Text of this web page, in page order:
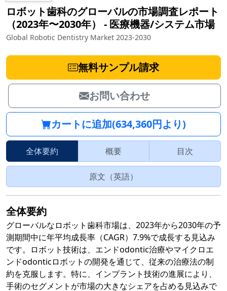
ロボット歯科のグローバルの市場調査レポート
（2023年〜2030年）
‐ 医療機器/システム市場
Global Robotic Dentistry Market 2023-2030
無料サンプル請求
お問い合わせ
カートに追加(634,360円より)
全体要約 概要 目次
原文（英語）
全体要約
グローバルなロボット歯科市場は、2023年から2030年の予
測期間中に年平均成長率（CAGR）7.9%で成長する見込み
です。ロボット技術は、エンドodontic治療やマイクロエ
ンドodonticロボットの開発を通じて、従来の治療法の制
約を克服します。特に、インプラント技術の進展により、
手術のセグメントが市場の大きなシェアを占める見込みで